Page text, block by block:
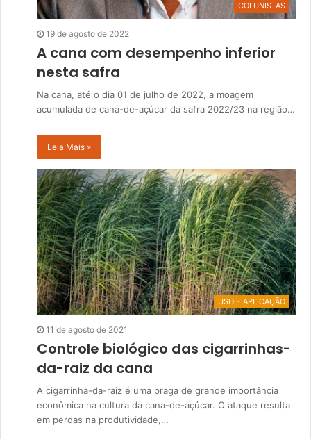
COLUNISTAS
19 de agosto de 2022
A cana com desempenho inferior
nesta safra
Na cana, até o dia 01 de julho de 2022, a moagem
acumulada de cana-de-açúcar da safra 2022/23 na região…
Leia Mais »
USO E APLICAÇÃO
11 de agosto de 2021
Controle biológico das cigarrinhas-
da-raiz da cana
A cigarrinha-da-raiz é uma praga de grande importância
econômica na cultura da cana-de-açúcar. O ataque resulta
em perdas na produtividade,…